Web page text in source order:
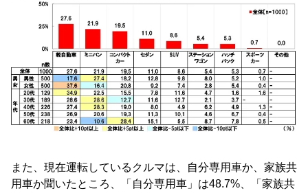
また、現在運転しているクルマは、自分専用車か、家族共
用車か聞いたところ、「自分専用車」は48.7%、「家族共